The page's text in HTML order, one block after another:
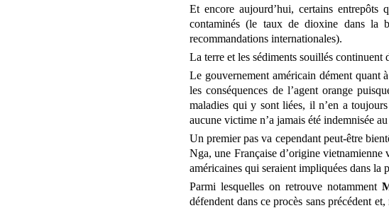
Et encore aujourd’hui, certains entrepôts
contaminés (le taux de dioxine dans la
recommandations internationales).
La terre et les sédiments souillés
Le gouvernement américain dément
les conséquences de l’agent orange
maladies qui y sont liées, il n’en a
aucune victime n’a jamais été indemnisée
Un premier pas va cependant peut-être
Nga, une Française d’origine
américaines qui seraient impliquées dans
Parmi lesquelles on retrouve notamment
défendent dans ce procès sans précédent